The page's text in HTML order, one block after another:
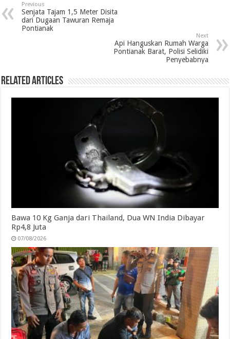
b
o
t
e
e
d
s
A
g
r
Previous
Senjata Tajam 1,5 Meter Disita
dari Dugaan Tawuran Remaja
Pontianak
Next
Api Hanguskan Rumah Warga
Pontianak Barat, Polisi Selidiki
Penyebabnya
Related Articles
Bawa 10 Kg Ganja dari Thailand, Dua WN India Dibayar
Rp4,8 Juta
07/08/2026